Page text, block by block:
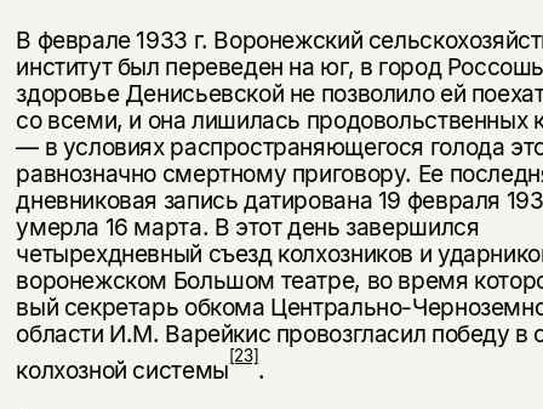
В феврале 1933 г. Воронежский
институт был переведен на юг, в город
здоровье Денисьевской не позволило ей
со всеми, и она лишилась продовольственных
— в условиях распространяющегося голода
равнозначно смертному приговору. Ее
дневниковая запись датирована 19 февраля
умерла 16 марта. В этот день завершился
четырехдневный съезд колхоз­ников и
воронежском Большом театре, во время
вый секретарь обкома Центрально-
области И.М. Варейкис про­возгласил победу в
колхозной системы[23].